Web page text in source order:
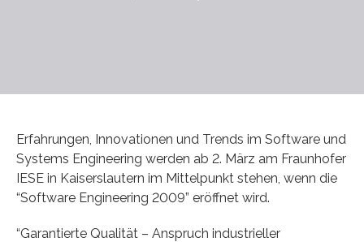
Erfahrungen, Innovationen und Trends im Software und
Systems Engineering werden ab 2. März am Fraunhofer
IESE in Kaiserslautern im Mittelpunkt stehen, wenn die
“Software Engineering 2009” eröffnet wird.
“Garantierte Qualität – Anspruch industrieller